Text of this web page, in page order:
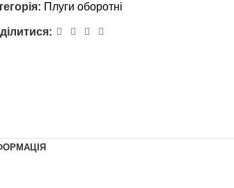
Плуги оборотні